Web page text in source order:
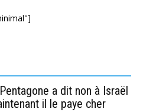
a dit non à Israël
il le paye cher